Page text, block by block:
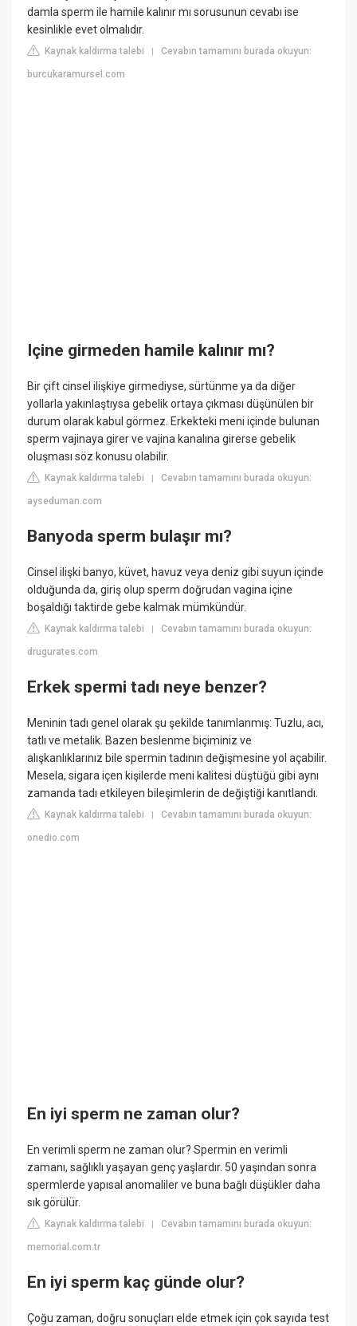
damla sperm ile hamile kalınır mı sorusunun cevabı ise
kesinlikle evet olmalıdır.
Kaynak kaldırma talebi |Cevabın tamamını burada okuyun:
burcukaramursel.com
Içine girmeden hamile kalınır mı?
Bir çift cinsel ilişkiye girmediyse, sürtünme ya da diğer
yollarla yakınlaştıysa gebelik ortaya çıkması düşünülen bir
durum olarak kabul görmez. Erkekteki meni içinde bulunan
sperm vajinaya girer ve vajina kanalına girerse gebelik
oluşması söz konusu olabilir.
Kaynak kaldırma talebi |Cevabın tamamını burada okuyun:
ayseduman.com
Banyoda sperm bulaşır mı?
Cinsel ilişki banyo, küvet, havuz veya deniz gibi suyun içinde
olduğunda da, giriş olup sperm doğrudan vagina içine
boşaldığı taktirde gebe kalmak mümkündür.
Kaynak kaldırma talebi |Cevabın tamamını burada okuyun:
drugurates.com
Erkek spermi tadı neye benzer?
Meninin tadı genel olarak şu şekilde tanımlanmış: Tuzlu, acı,
tatlı ve metalik. Bazen beslenme biçiminiz ve
alışkanlıklarınız bile spermin tadının değişmesine yol açabilir.
Mesela, sigara içen kişilerde meni kalitesi düştüğü gibi aynı
zamanda tadı etkileyen bileşimlerin de değiştiği kanıtlandı.
Kaynak kaldırma talebi |Cevabın tamamını burada okuyun:
onedio.com
En iyi sperm ne zaman olur?
En verimli sperm ne zaman olur? Spermin en verimli
zamanı, sağlıklı yaşayan genç yaşlardır. 50 yaşından sonra
spermlerde yapısal anomaliler ve buna bağlı düşükler daha
sık görülür.
Kaynak kaldırma talebi |Cevabın tamamını burada okuyun:
memorial.com.tr
En iyi sperm kaç günde olur?
Çoğu zaman, doğru sonuçları elde etmek için çok sayıda test